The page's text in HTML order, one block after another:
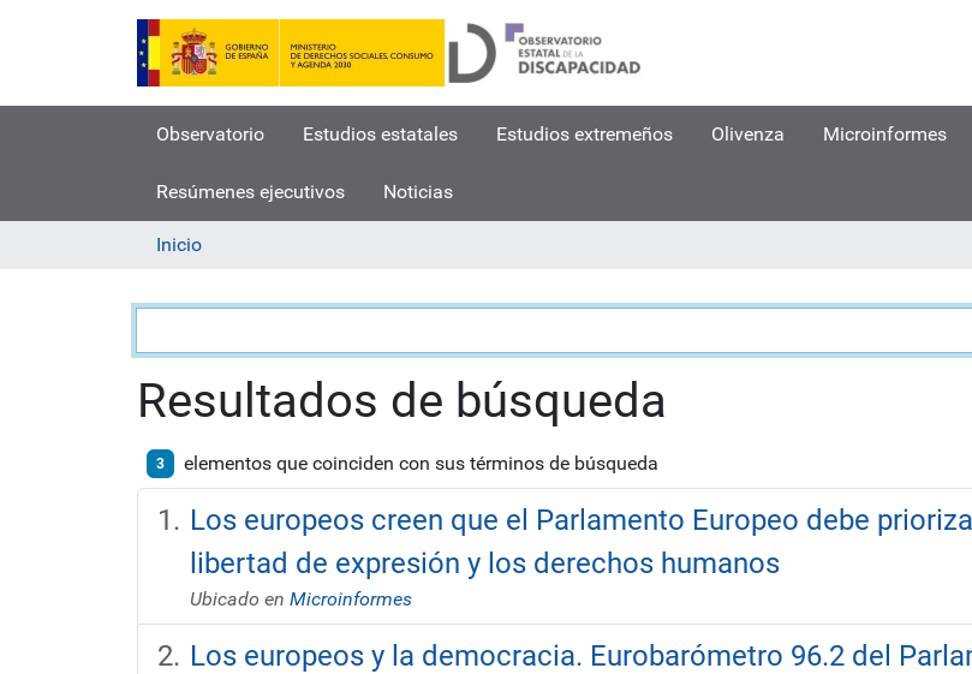
Observatorio Estudios estatales Estudios extremeños Olivenza Microinformes
Resúmenes ejecutivos Noticias
Inicio
Resultados de búsqueda
3 elementos que coinciden con sus términos de búsqueda
Los europeos creen que el Parlamento Europeo debe
libertad de expresión y los derechos humanos
Ubicado en Microinformes
Los europeos y la democracia. Eurobarómetro 96.2 del